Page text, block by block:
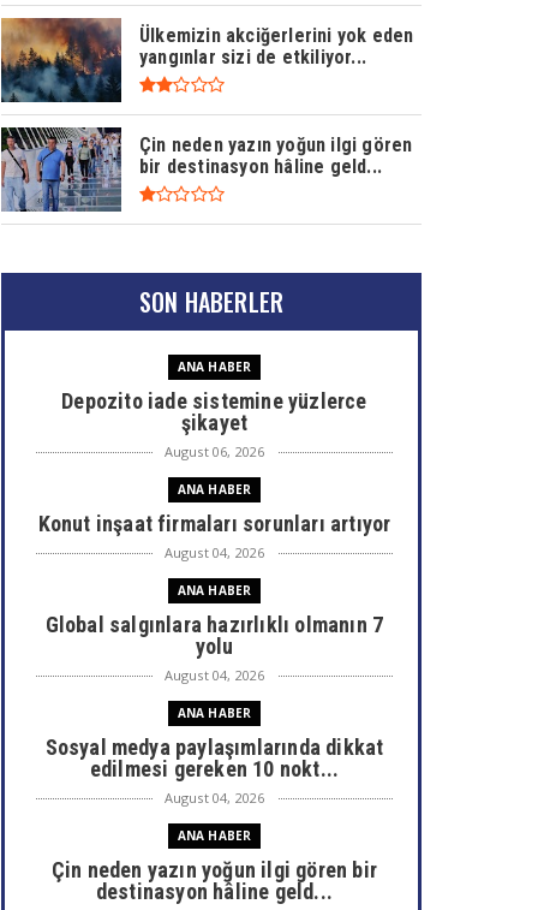
Ülkemizin akciğerlerini yok eden
yangınlar sizi de etkiliyor...
Çin neden yazın yoğun ilgi gören
bir destinasyon hâline geld...
SON HABERLER
ANA HABER
Depozito iade sistemine yüzlerce
şikayet
August 06, 2026
ANA HABER
Konut inşaat firmaları sorunları artıyor
August 04, 2026
ANA HABER
Global salgınlara hazırlıklı olmanın 7
yolu
August 04, 2026
ANA HABER
Sosyal medya paylaşımlarında dikkat
edilmesi gereken 10 nokt...
August 04, 2026
ANA HABER
Çin neden yazın yoğun ilgi gören bir
destinasyon hâline geld...